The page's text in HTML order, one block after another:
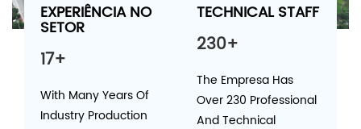
EXPERIÊNCIA NO
SETOR
17+
With Many Years Of
Industry Production
TECHNICAL STAFF
230+
The Empresa Has
Over 230 Professional
And Technical